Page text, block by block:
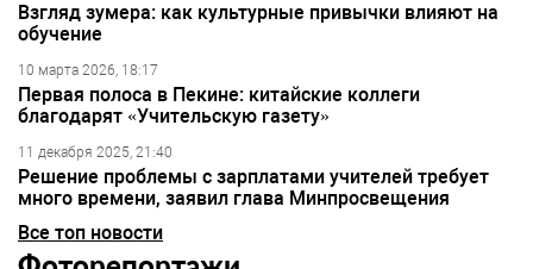
Взгляд зумера: как культурные привычки влияют на
обучение
10 марта 2026, 18:17
Первая полоса в Пекине: китайские коллеги
благодарят «Учительскую газету»
11 декабря 2025, 21:40
Решение проблемы с зарплатами учителей требует
много времени, заявил глава Минпросвещения
Все топ новости